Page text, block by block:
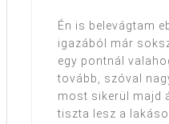
Én is belevágtam
igazából már
egy pontnál
tovább, szóval
most sikerül majd
tiszta lesz a